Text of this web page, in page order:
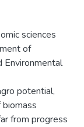
sciences
of
Environmental
potential,
from progress